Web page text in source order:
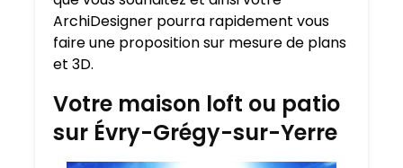
ArchiDesigner pourra rapidement vous
faire une proposition sur mesure de plans
et 3D.
Votre maison loft ou patio
sur Évry-Grégy-sur-Yerre